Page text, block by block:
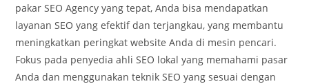
pakar SEO Agency yang tepat, Anda bisa mendapatkan
layanan SEO yang efektif dan terjangkau, yang membantu
meningkatkan peringkat website Anda di mesin pencari.
Fokus pada penyedia ahli SEO lokal yang memahami pasar
Anda dan menggunakan teknik SEO yang sesuai dengan